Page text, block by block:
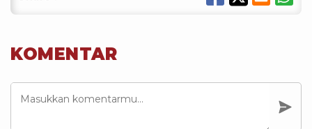
KOMENTAR